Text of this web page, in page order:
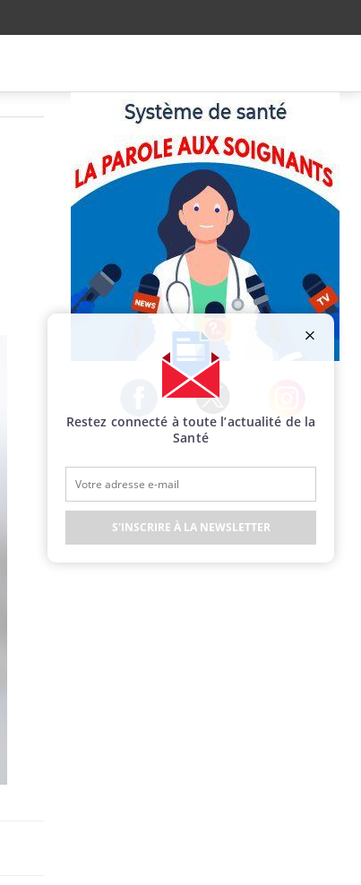
Facebook Twitter Instagram
Restez connecté à toute l’actualité de la
Santé
S'INSCRIRE À LA NEWSLETTER